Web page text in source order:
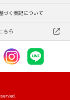
づく表記について
ちら